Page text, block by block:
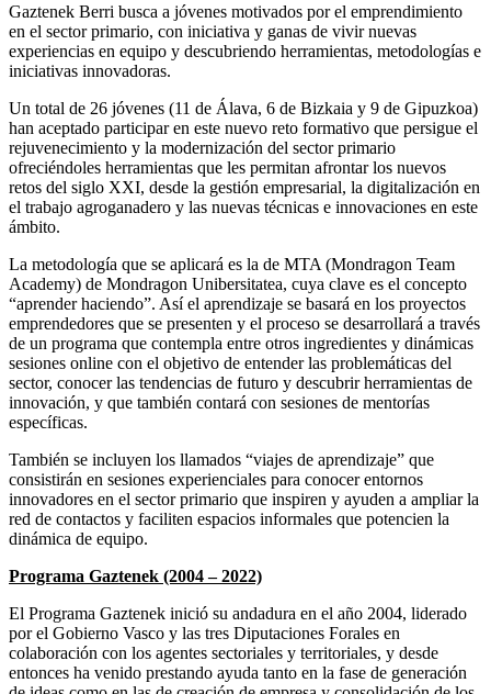
Gaztenek Berri busca a jóvenes motivados por el emprendimiento
en el sector primario, con iniciativa y ganas de vivir nuevas
experiencias en equipo y descubriendo herramientas, metodologías e
iniciativas innovadoras.
Un total de 26 jóvenes (11 de Álava, 6 de Bizkaia y 9 de Gipuzkoa)
han aceptado participar en este nuevo reto formativo que persigue el
rejuvenecimiento y la modernización del sector primario
ofreciéndoles herramientas que les permitan afrontar los nuevos
retos del siglo XXI, desde la gestión empresarial, la digitalización en
el trabajo agroganadero y las nuevas técnicas e innovaciones en este
ámbito.
La metodología que se aplicará es la de MTA (Mondragon Team
Academy) de Mondragon Unibersitatea, cuya clave es el concepto
“aprender haciendo”. Así el aprendizaje se basará en los proyectos
emprendedores que se presenten y el proceso se desarrollará a través
de un programa que contempla entre otros ingredientes y dinámicas
sesiones online con el objetivo de entender las problemáticas del
sector, conocer las tendencias de futuro y descubrir herramientas de
innovación, y que también contará con sesiones de mentorías
específicas.
También se incluyen los llamados “viajes de aprendizaje” que
consistirán en sesiones experienciales para conocer entornos
innovadores en el sector primario que inspiren y ayuden a ampliar la
red de contactos y faciliten espacios informales que potencien la
dinámica de equipo.
Programa Gaztenek (2004 – 2022)
El Programa Gaztenek inició su andadura en el año 2004, liderado
por el Gobierno Vasco y las tres Diputaciones Forales en
colaboración con los agentes sectoriales y territoriales, y desde
entonces ha venido prestando ayuda tanto en la fase de generación